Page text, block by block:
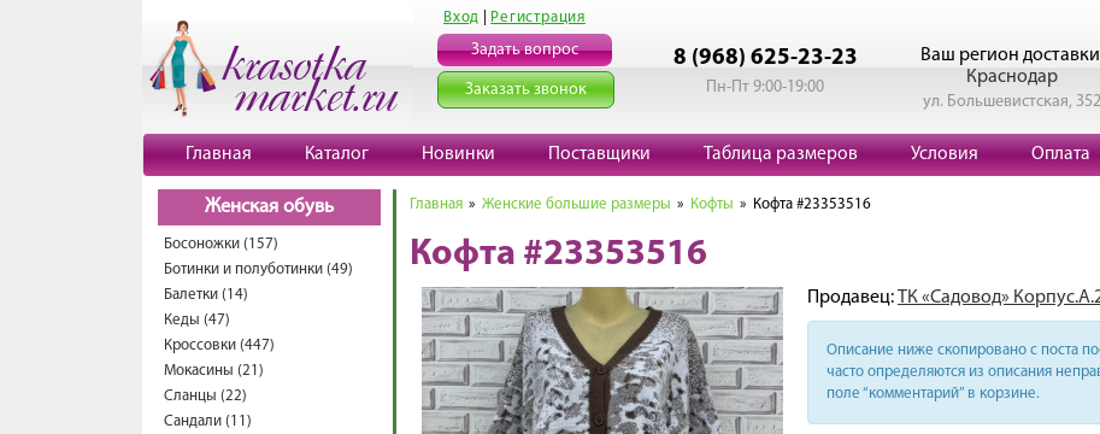
Вход Регистрация
Задать вопрос
Заказать звонок
8 (968) 625-23-23
Пн-Пт 9:00-19:00
Ваш регион
Краснодар
ул. Большевистская, 352
Главная Каталог Новинки Поставщики Таблица размеров Условия Оплата
Женская обувь
Босоножки (157)
Ботинки и полуботинки (49)
Балетки (14)
Кеды (47)
Кроссовки (447)
Мокасины (21)
Сланцы (22)
Сандали (11)
Главная » Женские большие размеры » Кофты » Кофта #23353516
Кофта #23353516
Продавец:ТК «Садовод»
Описание ниже скопировано с поста
часто определяются из описания
поле “комментарий” в корзине.